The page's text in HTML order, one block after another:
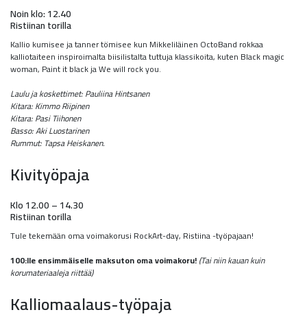
Noin klo: 12.40
Ristiinan torilla
Kallio kumisee ja tanner tömisee kun Mikkeliläinen OctoBand rokkaa
kalliotaiteen inspiroimalta biisilistalta tuttuja klassikoita, kuten Black magic
woman, Paint it black ja We will rock you.
Laulu ja koskettimet: Pauliina Hintsanen
Kitara: Kimmo Riipinen
Kitara: Pasi Tiihonen
Basso: Aki Luostarinen
Rummut: Tapsa Heiskanen.
Kivityöpaja
Klo 12.00 – 14.30
Ristiinan torilla
Tule tekemään oma voimakorusi RockArt-day, Ristiina -työpajaan!
100:lle ensimmäiselle maksuton oma voimakoru!(Tai niin kauan kuin
korumateriaaleja riittää)
Kalliomaalaus-työpaja